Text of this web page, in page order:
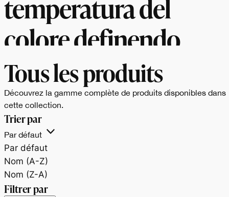
colore definendo
l’atmosfera di ogni
ambiente.
Tous les produits
Découvrez la gamme complète de produits disponibles dans
cette collection.
Trier par
Par défaut
Par défaut
Nom (A-Z)
Nom (Z-A)
Filtrer par